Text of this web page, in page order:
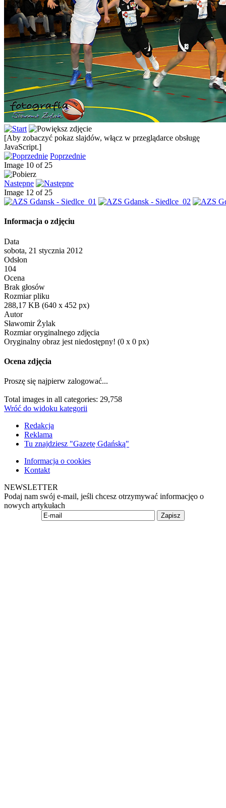
[Aby zobaczyć pokaz slajdów, włącz w przeglądarce obsługę
JavaScript.]
Poprzednie
Image 10 of 25
Następne
Image 12 of 25
Informacja o zdjęciu
Data
sobota, 21 stycznia 2012
Odsłon
104
Ocena
Brak głosów
Rozmiar pliku
288,17 KB (640 x 452 px)
Autor
Sławomir Żylak
Rozmiar oryginalnego zdjęcia
Oryginalny obraz jest niedostępny! (0 x 0 px)
Ocena zdjęcia
Proszę się najpierw zalogować...
Total images in all categories: 29,758
Wróć do widoku kategorii
Redakcja
Reklama
Tu znajdziesz "Gazetę Gdańską"
Informacja o cookies
Kontakt
NEWSLETTER
Podaj nam swój e-mail, jeśli chcesz otrzymywać informacjęo o
nowych artykułach
Zapisz